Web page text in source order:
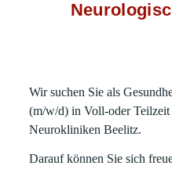
Wir suchen Sie als
(m/w/d) in Voll-oder Teilzeit
Neurokliniken Beelitz.
Darauf können Sie sich